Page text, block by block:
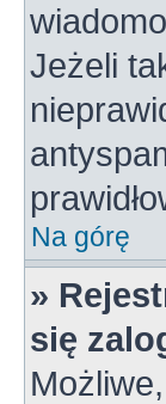
Jeżeli
Na górę
»
się